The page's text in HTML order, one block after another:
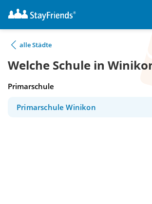
alle Städte
Welche Schule in
Primarschule
Primarschule Winikon